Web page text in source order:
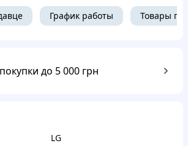
График работы Товары
до 5 000 грн
LG